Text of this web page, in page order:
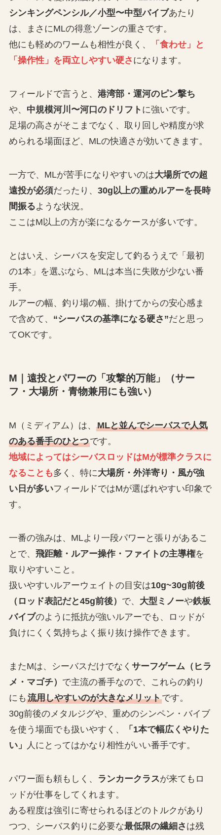
シンキングペンシル／小型〜中型バイブあたり
は、まさにMLの得意ゾーンの重さです。
他にも軽めのワームも相性が良く、
「食わせ」と
「操作性」を両立しやすい硬さ になります。
フィールドで言うと、 港湾部・運河のピン撃ち
や、 中規模河川〜河口のドリフト に強いです。
足場の高さがそこまでなく、取り回しや精度が求
められる場面ほど、MLの快適さが効いてきます。
一方で、MLが苦手になりやすいのは大場所での超
遠投が必須だったり、 30g以上の重めルアーを長時
間振るような状況。
ここはM以上の方が楽になるケースが多いです。
とはいえ、シーバスを安定して釣るうえで「最初
の1本」を選ぶなら、MLは本当に失敗が少ない番
手。
ルアーの幅、釣り場の幅、掛けてからの安心感ま
で含めて、 “シーバスの基準になる硬さ”だと思っ
てOKです。
M｜遠投とパワーの「攻撃的万能」（サー
フ・大場所・青物兼用にも強い）
M（ミディアム）は、 MLと並んでシーバスで人気
のある番手のひとつです。
地域によってはシーバスロッドはMが標準クラスに
なることも多く、特に大場所・外洋寄り・風が強
い日が多いフィールドではMが選ばれやすい印象で
す。
一番の強みは、MLより一段パワーと張りがあるこ
とで、 飛距離・ルアー操作・ファイトの主導権を
取りやすいこと。
扱いやすいルアーウェイトの目安は10g~30g前後
（ロッド表記だと45g前後） で、 大型ミノーや鉄板
バイブのように抵抗が強いルアーでも、ロッドが
負けにくく気持ちよく振り抜け操作できます。
またMは、シーバスだけでなく サーフゲーム（ヒラ
メ・マゴチ） で主流の番手なので、これらの釣り
にも 流用しやすいのが大きなメリットです。
30g前後のメタルジグや、重めのシンペン・バイブ
を使う場面でも扱いやすく、
「1本で幅広くやりた
い」
人にとってはかなり相性がいい番手です。
パワー面も頼もしく、 ランカークラスが来てもロ
ッドが仕事をしてくれます。
ある程度は強引に寄せられるほどのトルクがあり
つつ、シーバス釣りに必要な最低限の繊細さ は残